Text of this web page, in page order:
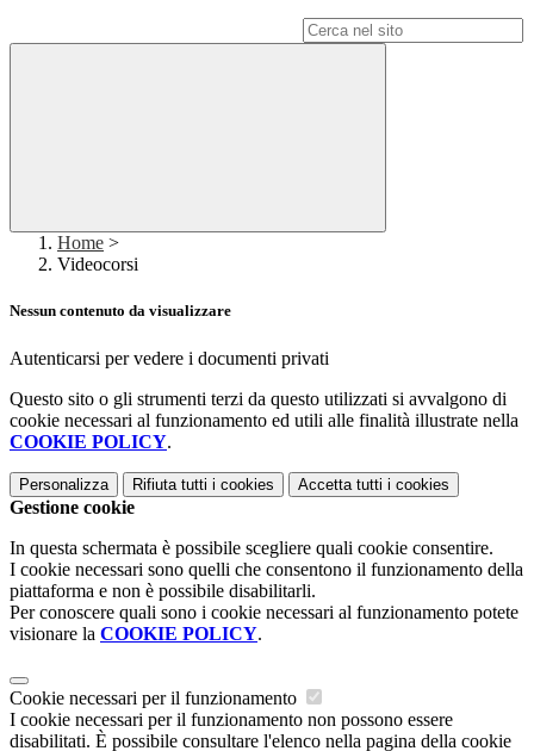
Home >
Videocorsi
Nessun contenuto da visualizzare
Autenticarsi per vedere i documenti privati
Questo sito o gli strumenti terzi da questo utilizzati si avvalgono di
cookie necessari al funzionamento ed utili alle finalità illustrate nella
COOKIE POLICY.
Personalizza Rifiuta tutti i cookies Accetta tutti i cookies
Gestione cookie
In questa schermata è possibile scegliere quali cookie consentire.
I cookie necessari sono quelli che consentono il funzionamento della
piattaforma e non è possibile disabilitarli.
Per conoscere quali sono i cookie necessari al funzionamento potete
visionare la COOKIE POLICY.
Cookie necessari per il funzionamento
I cookie necessari per il funzionamento non possono essere
disabilitati. È possibile consultare l'elenco nella pagina della cookie